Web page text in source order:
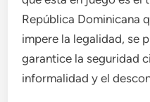
República Dominicana
impere la legalidad, se
garantice la seguridad
informalidad y el